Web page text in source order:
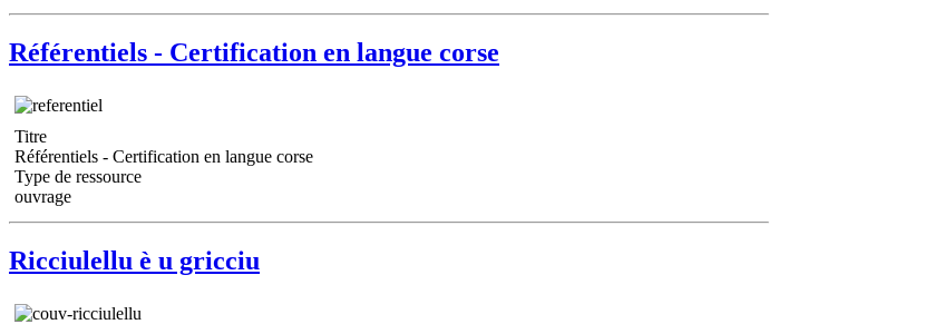
Référentiels - Certification en langue corse
Titre
Référentiels - Certification en langue corse
Type de ressource
ouvrage
Ricciulellu è u gricciu